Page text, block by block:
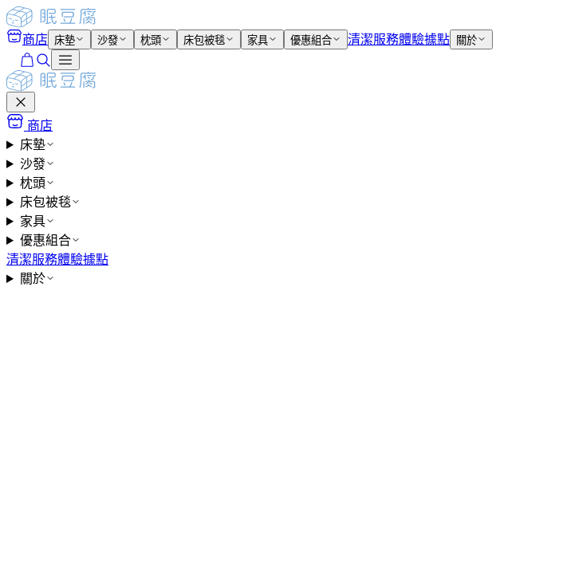
商店 床墊 沙發 枕頭 床包被毯 家具 優惠組合 清潔服務體驗據點 關於
商店
床墊
沙發
枕頭
床包被毯
家具
優惠組合
清潔服務體驗據點
關於